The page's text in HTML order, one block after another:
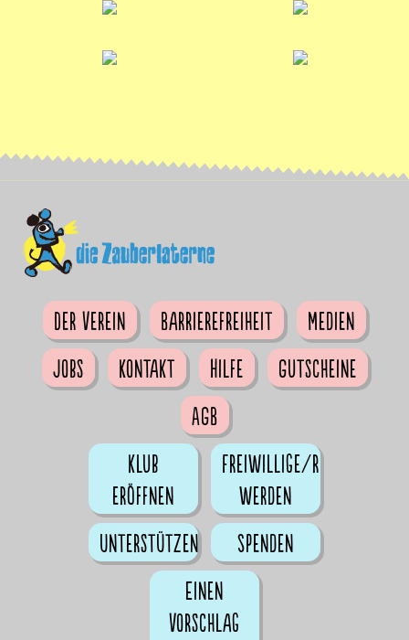
Der Verein Barrierefreiheit
Medien
Jobs
Kontakt Hilfe
Gutscheine
AGB
Klub
eröffnen
Freiwillige/r
werden
Unterstützen
Spenden
Einen
Vorschlag